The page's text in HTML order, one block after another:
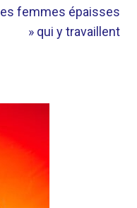
les femmes épaisses
» qui y travaillent